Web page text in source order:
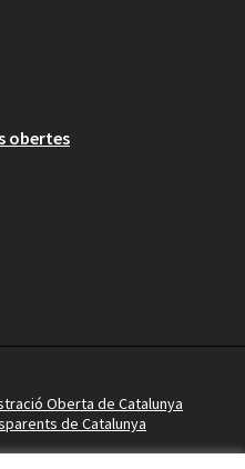
obertes
Oberta de Catalunya
de Catalunya